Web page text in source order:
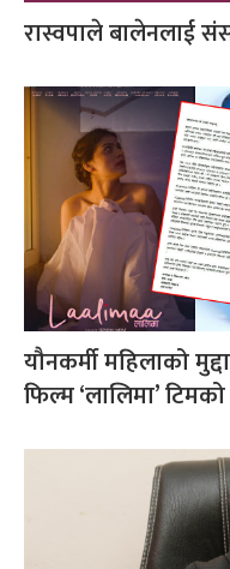
रास्वपाले बालेनलाई
यौनकर्मी महिलाको
फिल्म ‘लालिमा’